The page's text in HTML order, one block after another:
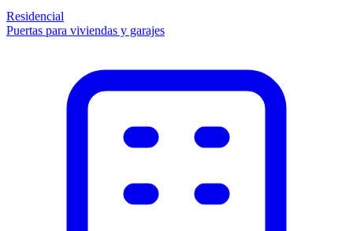
Residencial
Puertas para viviendas y garajes